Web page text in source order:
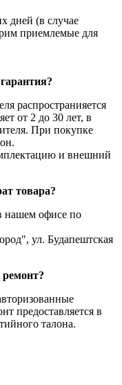
дней (в случае
приемлемые для
распространияется
от 2 до 30 лет, в
При покупке
и внешний
товара?
нашем офисе по
ул. Будапештская
предоставляется в
талона.